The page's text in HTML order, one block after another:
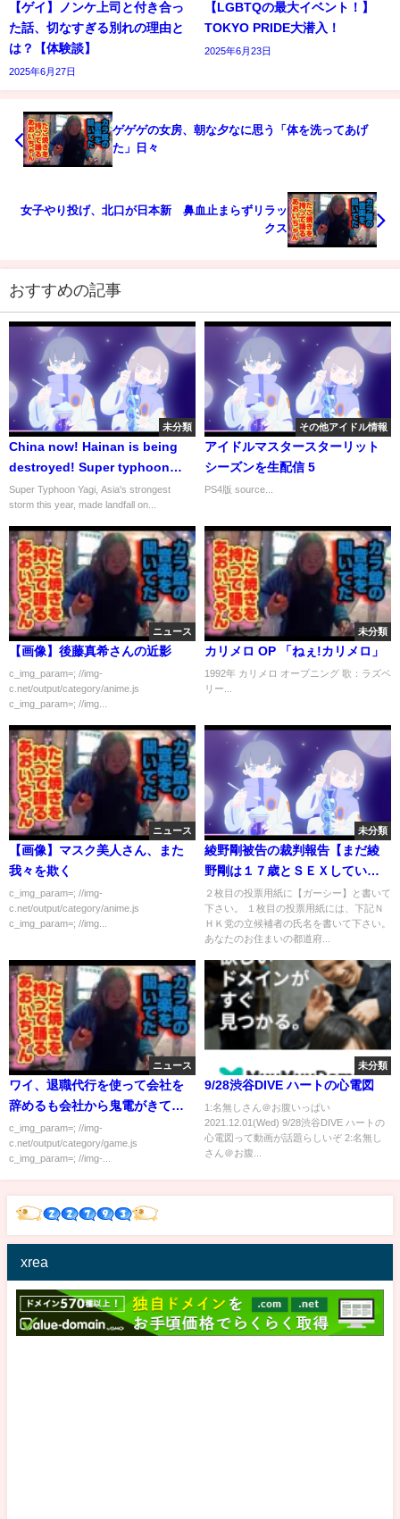
【ゲイ】ノンケ上司と付き合っ
た話、切なすぎる別れの理由と
は？【体験談】
2025年6月27日
【LGBTQの最大イベント！】
TOKYO PRIDE大潜入！
2025年6月23日
ゲゲゲの女房、朝な夕なに思う「体を洗ってあげ
た」日々
女子やり投げ、北口が日本新 鼻血止まらずリラッ
クス
おすすめの記事
未分類
China now! Hainan is being
destroyed! Super typhoon
with winds of 299km/h blew
away houses and cars
Super Typhoon Yagi, Asia's strongest
storm this year, made landfall on...
その他アイドル情報
アイドルマスタースターリット
シーズンを生配信 5
PS4版 source...
ニュース
【画像】後藤真希さんの近影
c_img_param=; //img-
c.net/output/category/anime.js
c_img_param=; //img...
未分類
カリメロ OP 「ねぇ!カリメロ」
1992年 カリメロ オープニング 歌：ラズベ
リー...
ニュース
【画像】マスク美人さん、また
我々を欺く
c_img_param=; //img-
c.net/output/category/anime.js
c_img_param=; //img...
未分類
綾野剛被告の裁判報告【まだ綾
野剛は１７歳とＳＥＸしていな
いと言っています！】
２枚目の投票用紙に【ガーシー】と書いて
下さい。 １枚目の投票用紙には、下記Ｎ
ＨＫ党の立候補者の氏名を書いて下さい。
あなたのお住まいの都道府...
ニュース
ワイ、退職代行を使って会社を
辞めるも会社から鬼電がきてて
泣き叫び震える…
c_img_param=; //img-
c.net/output/category/game.js
c_img_param=; //img-...
未分類
9/28渋谷DIVE ハートの心電図
1:名無しさん＠お腹いっぱい
2021.12.01(Wed) 9/28渋谷DIVE ハートの
心電図って動画が話題らしいぞ 2:名無し
さん＠お腹...
xrea